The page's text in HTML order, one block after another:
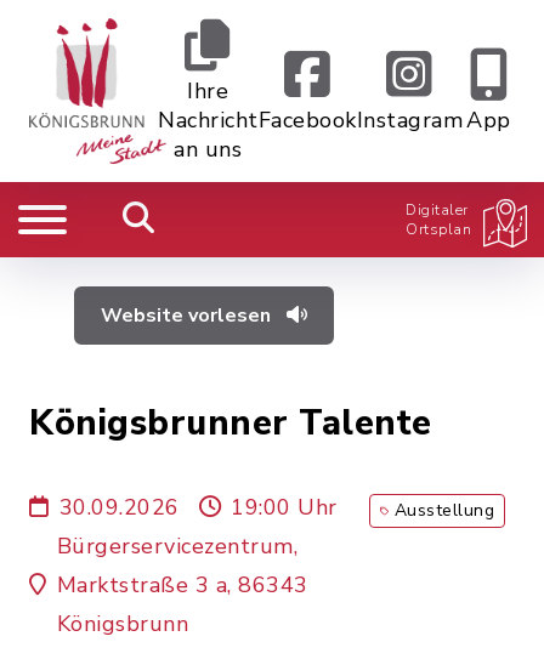
Ihre
Nachricht
an uns
FacebookInstagramApp
Digitaler
Ortsplan
Website vorlesen
Königsbrunner Talente
30.09.2026
19:00 Uhr
Bürgerservicezentrum,
Marktstraße 3 a, 86343
Königsbrunn
Ausstellung